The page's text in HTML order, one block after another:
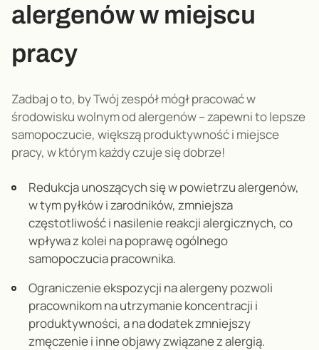
alergenów w miejscu
pracy
Zadbaj o to, by Twój zespół mógł pracować w
środowisku wolnym od alergenów – zapewni to lepsze
samopoczucie, większą produktywność i miejsce
pracy, w którym każdy czuje się dobrze!
Redukcja unoszących się w powietrzu alergenów,
w tym pyłków i zarodników, zmniejsza
częstotliwość i nasilenie reakcji alergicznych, co
wpływa z kolei na poprawę ogólnego
samopoczucia pracownika.
Ograniczenie ekspozycji na alergeny pozwoli
pracownikom na utrzymanie koncentracji i
produktywności, a na dodatek zmniejszy
zmęczenie i inne objawy związane z alergią.